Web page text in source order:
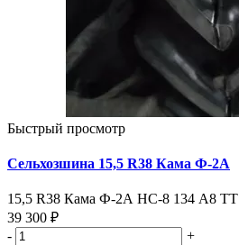
Быстрый просмотр
Сельхозшина 15,5 R38 Кама Ф-2А
15,5 R38 Кама Ф-2А HC-8 134 А8 TT
39 300 ₽
-
+